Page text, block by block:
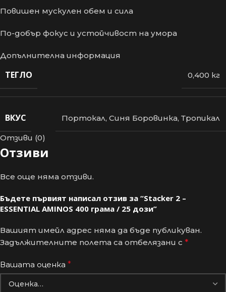
Повишен мускулен обем и сила
По-добър фокус и устойчивост на умора
Допълнителна информация
ТЕГЛО 0,400 кг
ВКУС Портокал, Синя Боровинка, Тропикал
Отзиви (0)
Отзиви
Все още няма отзиви.
Бъдете първият написал отзив за “Stacker 2 –
ESSENTIAL AMINOS 400 грама / 25 дози”
Вашият имейл адрес няма да бъде публикуван.
Задължителните полета са отбелязани с *
Вашата оценка *